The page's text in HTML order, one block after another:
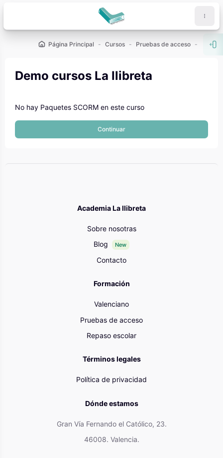
Página Principal Cursos Pruebas de acceso PCE
Demo cursos La llibreta
No hay Paquetes SCORM en este curso
Continuar
Academia La llibreta
Sobre nosotras
Blog
New
Contacto
Formación
Valenciano
Pruebas de acceso
Repaso escolar
Términos legales
Política de privacidad
Dónde estamos
Gran Vía Fernando el Católico, 23.
46008. Valencia.